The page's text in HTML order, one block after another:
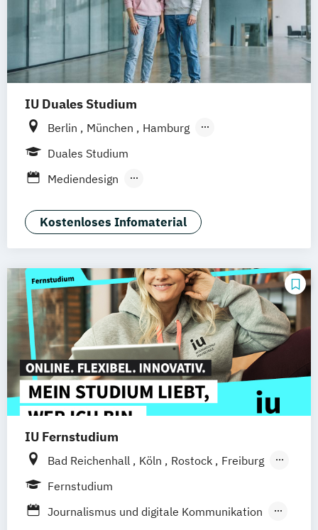
IU Duales Studium
Berlin München
Hamburg
Frankfurt am Main
Mannheim Leipzig
Augsburg Bielefeld Braunschweig
Dresden Duisburg Karlsruhe
Mainz Münster Stuttgart Aachen
deutschlandweit Bonn
Duales Studium
Mediendesign
Kostenloses Infomaterial
IU Fernstudium
Bad Reichenhall Köln Rostock
Freiburg
Kiel
Frankfurt am Main
Deggendorf
Karlsruhe Kassel
Fernstudium
Journalismus und digitale Kommunikation